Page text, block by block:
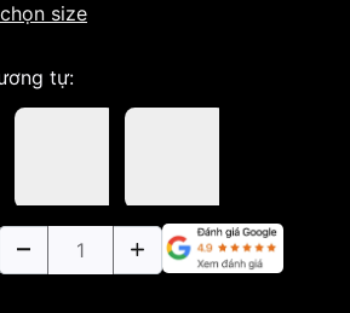
size
tự: